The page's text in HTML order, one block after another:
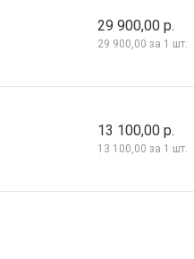
29 900,00 р.
29 900,00 за 1 шт.
13 100,00 р.
13 100,00 за 1 шт.